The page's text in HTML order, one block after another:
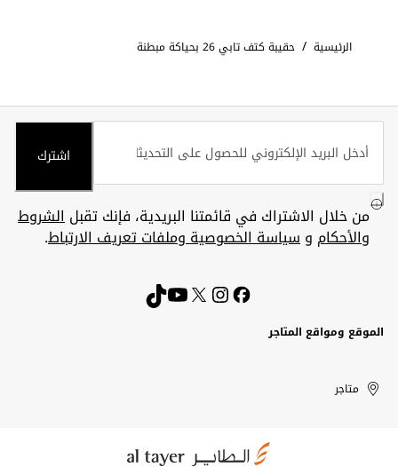
الرئيسية / حقيبة كتف تابي 26 بحياكة مبطنة
اشترك
من خلال الاشتراك في قائمتنا البريدية، فإنك تقبلالشروط
والأحكام وسياسة الخصوصية وملفات تعريف الارتباط.
الموقع ومواقع المتاجر
United
Arab
Kuwait
الإمارات
العربية
الكويت
متاجر